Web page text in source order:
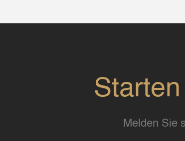
Melden Sie